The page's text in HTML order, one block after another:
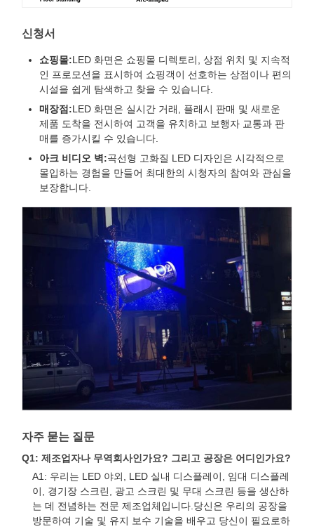
신청서
쇼핑몰:LED 화면은 쇼핑몰 디렉토리, 상점 위치 및 지속적
인 프로모션을 표시하여 쇼핑객이 선호하는 상점이나 편의
시설을 쉽게 탐색하고 찾을 수 있습니다.
매장점:LED 화면은 실시간 거래, 플래시 판매 및 새로운
제품 도착을 전시하여 고객을 유치하고 보행자 교통과 판
매를 증가시킬 수 있습니다.
아크 비디오 벽:곡선형 고화질 LED 디자인은 시각적으로
몰입하는 경험을 만들어 최대한의 시청자의 참여와 관심을
보장합니다.
자주 묻는 질문
Q1: 제조업자나 무역회사인가요? 그리고 공장은 어디인가요?
A1: 우리는 LED 야외, LED 실내 디스플레이, 임대 디스플레
이, 경기장 스크린, 광고 스크린 및 무대 스크린 등을 생산하
는 데 전념하는 전문 제조업체입니다.당신은 우리의 공장을
방문하여 기술 및 유지 보수 기술을 배우고 당신이 필요로하